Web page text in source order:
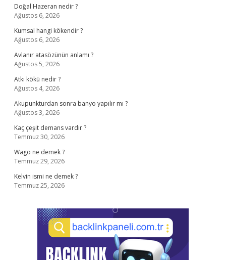
Doğal Hazeran nedir ?
Ağustos 6, 2026
Kumsal hangi kökendir ?
Ağustos 6, 2026
Avlanır atasözünün anlamı ?
Ağustos 5, 2026
Atkı kökü nedir ?
Ağustos 4, 2026
Akupunkturdan sonra banyo yapılır mı ?
Ağustos 3, 2026
Kaç çeşit demans vardır ?
Temmuz 30, 2026
Wago ne demek ?
Temmuz 29, 2026
Kelvin ismi ne demek ?
Temmuz 25, 2026